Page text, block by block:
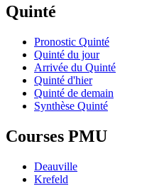
Quinté
Pronostic Quinté
Quinté du jour
Arrivée du Quinté
Quinté d'hier
Quinté de demain
Synthèse Quinté
Courses PMU
Deauville
Krefeld